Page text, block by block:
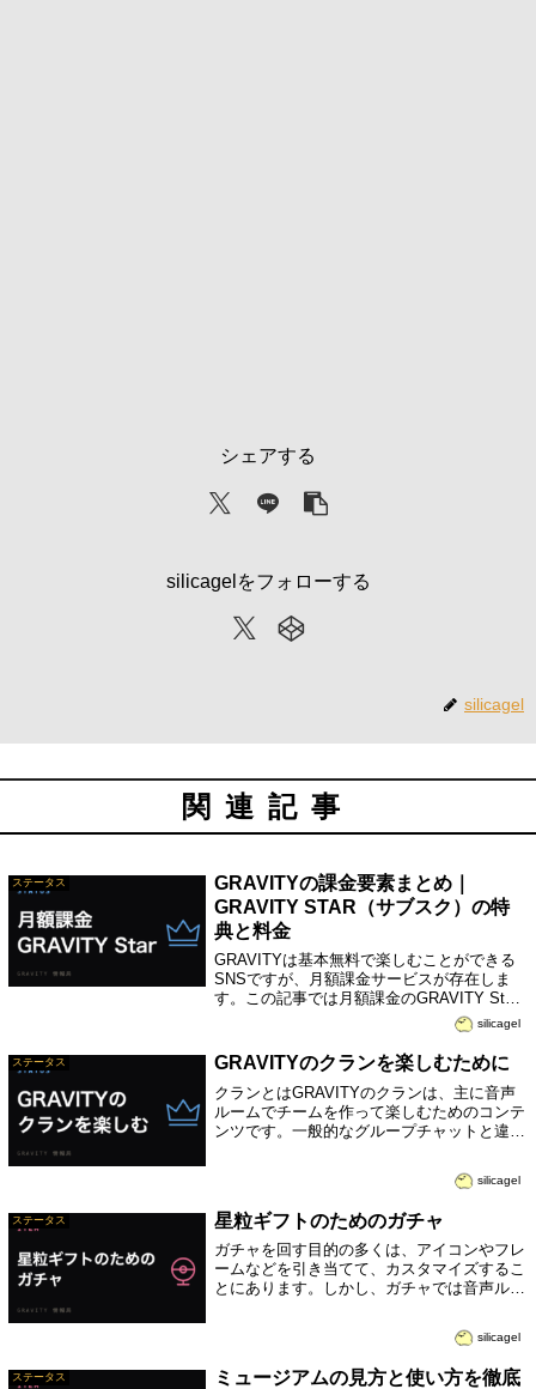
シェアする
silicagelをフォローする
silicagel
関連記事
ステータス
GRAVITYの課金要素まとめ｜
GRAVITY STAR（サブスク）の特
典と料金
GRAVITYは基本無料で楽しむことができる
SNSですが、月額課金サービスが存在しま
す。この記事では月額課金のGRAVITY Star
に入ることで得られる特典のうち、特におす
すめできる特典と注意点について紹介しま
す。自分の「足あと」が隠せる...
silicagel
ステータス GRAVITYのクランを楽しむために
クランとはGRAVITYのクランは、主に音声
ルームでチームを作って楽しむためのコンテ
ンツです。一般的なグループチャットと違っ
入することができません。そのため、グルー
プチャットよりも近い距離感で仲間と...silicagel
ステータス 星粒ギフトのためのガチャ
ガチャを回す目的の多くは、アイコンやフレ
ームなどを引き当てて、カスタマイズするこ
とにあります。しかし、ガチャでは音声ルー
ともできます。この記事では高い価値のギフ
トを手に入れることのできるガチャを紹介
silicagel
ステータス
ミュージアムの見方と使い方を徹底